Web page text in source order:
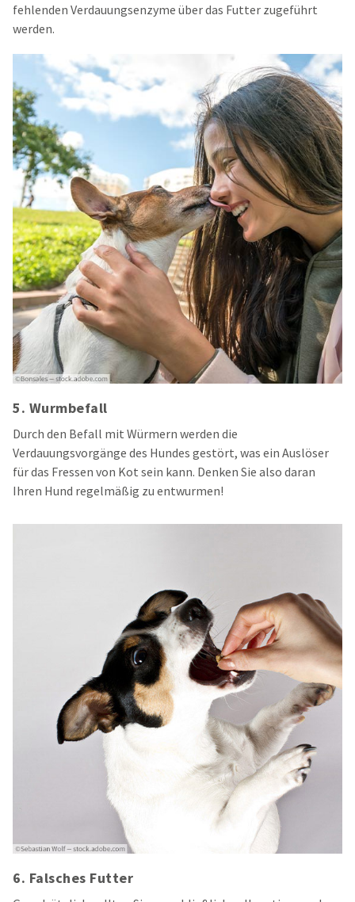
fehlenden Verdauungsenzyme über das Futter zugeführt
werden.
5. Wurmbefall
Durch den Befall mit Würmern werden die
Verdauungsvorgänge des Hundes gestört, was ein Auslöser
für das Fressen von Kot sein kann. Denken Sie also daran
Ihren Hund regelmäßig zu entwurmen!
6. Falsches Futter